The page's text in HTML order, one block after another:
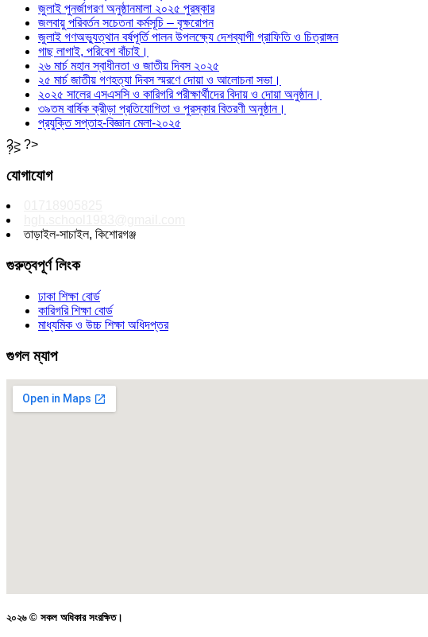
জুলাই পুনর্জাগরণ অনুষ্ঠানমালা ২০২৫ পুরষ্কার
জলবায়ু পরিবর্তন সচেতনা কর্মসূচি – বৃক্ষরোপন
জুলাই গণঅভ্যুত্থান বর্ষপূর্তি পালন উপলক্ষ্যে দেশব্যাপী গ্রাফিতি ও চিত্রাঙ্গন
গাছ লাগাই, পরিবেশ বাঁচাই।
২৬ মার্চ মহান স্বাধীনতা ও জাতীয় দিবস ২০২৫
২৫ মার্চ জাতীয় গণহত্যা দিবস স্মরণে দোয়া ও আলোচনা সভা।
২০২৫ সালের এসএসসি ও কারিগরি পরীক্ষার্থীদের বিদায় ও দোয়া অনুষ্ঠান।
৩৯তম বার্ষিক ক্রীড়া প্রতিযোগিতা ও পুরস্কার বিতরণী অনুষ্ঠান।
প্রযুক্তি সপ্তাহ-বিজ্ঞান মেলা-২০২৫
?>
?> ?>
যোগাযোগ
তাড়াইল-সাচাইল, কিশোরগঞ্জ
গুরুত্বপূর্ণ লিংক
ঢাকা শিক্ষা বোর্ড
কারিগরি শিক্ষা বোর্ড
মাধ্যমিক ও উচ্চ শিক্ষা অধিদপ্তর
গুগল ম্যাপ
২০২৬ © সকল অধিকার সংরক্ষিত।